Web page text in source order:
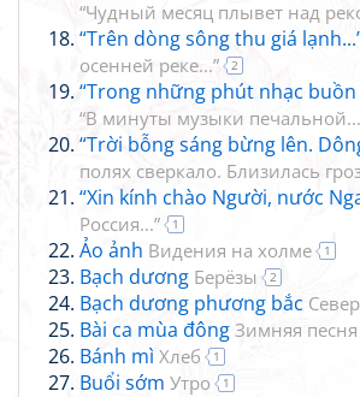
“Чудный месяц плывет над
“Trên dòng sông thu giá
осенней реке...”
2
“Trong những phút nhạc
“В минуты музыки
“Trời bỗng sáng bừng lên.
полях сверкало. Близилась
“Xin kính chào Người, nước
Россия...”
1
Ảo ảnh Видения на холме 1
Bạch dương Берёзы 2
Bạch dương phương bắc
Bài ca mùa đông Зимняя песня
Bánh mì Хлеб 1
Buổi sớm Утро 1